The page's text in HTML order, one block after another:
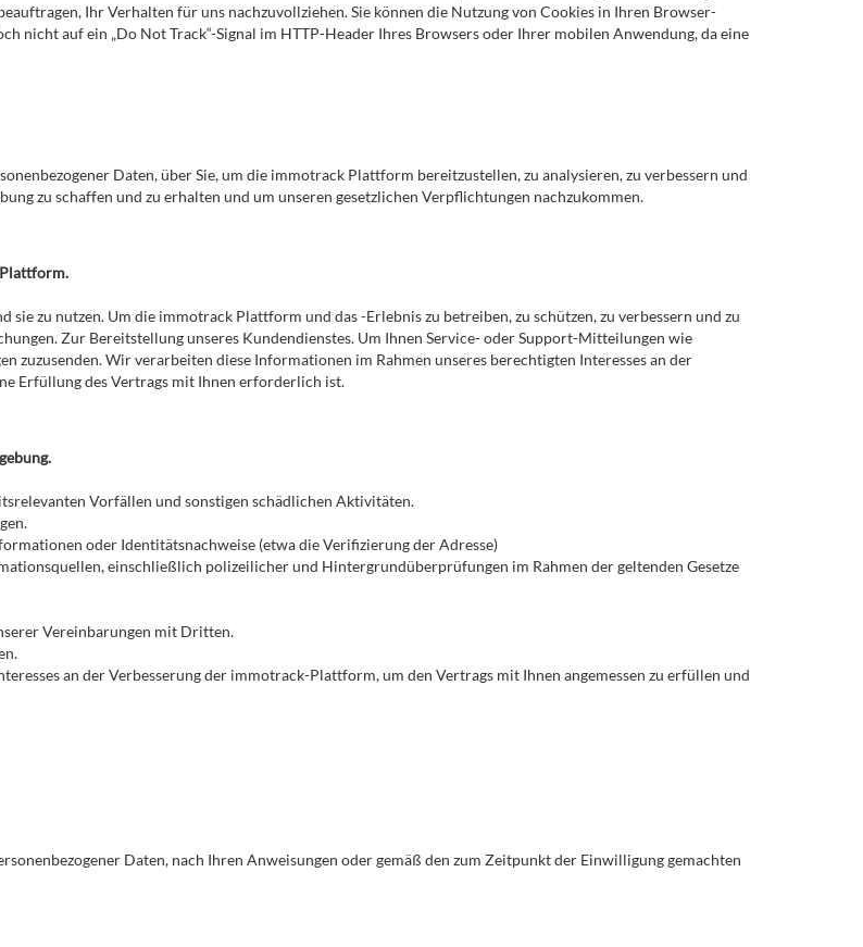
Ihr Verhalten für uns nachzuvollziehen. Sie können die Nutzung von Cookies in Ihren Browser-
nicht auf ein „Do Not Track“-Signal im HTTP-Header Ihres Browsers oder Ihrer mobilen Anwendung, da eine
Daten, über Sie, um die immotrack Plattform bereitzustellen, zu analysieren, zu verbessern und
zu schaffen und zu erhalten und um unseren gesetzlichen Verpflichtungen nachzukommen.
zu nutzen. Um die immotrack Plattform und das -Erlebnis zu betreiben, zu schützen, zu verbessern und zu
Zur Bereitstellung unseres Kundendienstes. Um Ihnen Service- oder Support-Mitteilungen wie
Wir verarbeiten diese Informationen im Rahmen unseres berechtigten Interesses an der
Erfüllung des Vertrags mit Ihnen erforderlich ist.
Vorfällen und sonstigen schädlichen Aktivitäten.
oder Identitätsnachweise (etwa die Verifizierung der Adresse)
einschließlich polizeilicher und Hintergrundüberprüfungen im Rahmen der geltenden Gesetze
Vereinbarungen mit Dritten.
an der Verbesserung der immotrack-Plattform, um den Vertrags mit Ihnen angemessen zu erfüllen und
Daten, nach Ihren Anweisungen oder gemäß den zum Zeitpunkt der Einwilligung gemachten